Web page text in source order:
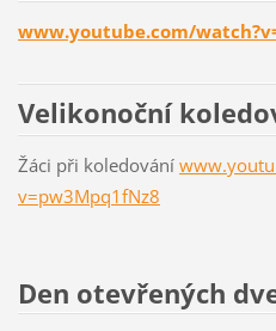
www.youtube.com/
Velikonoční
Žáci při koledování
v=pw3Mpq1fNz8
Den otevřených